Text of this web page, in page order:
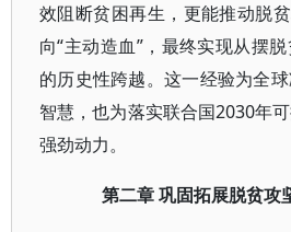
效阻断贫困再生，更能推动脱
向“主动造血”，最终实现从摆
的历史性跨越。这一经验为全
智慧，也为落实联合国2030年
强劲动力。
第二章 巩固拓展脱贫攻